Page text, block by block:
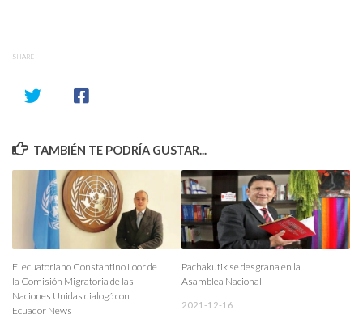
SHARE
TAMBIÉN TE PODRÍA GUSTAR...
El ecuatoriano Constantino Loor de
la Comisión Migratoria de las
Naciones Unidas dialogó con
Ecuador News
Pachakutik se desgrana en la
Asamblea Nacional
2021-12-16